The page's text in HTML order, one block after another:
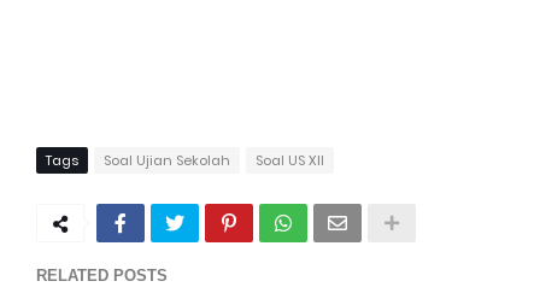
Tags Soal Ujian Sekolah Soal US XII
RELATED POSTS